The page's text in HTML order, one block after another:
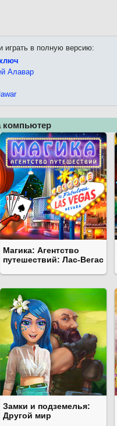
играть в полную версию:
Алавар
компьютер
Магика: Агентство
путешествий: Лас-Вегас
Замки и подземелья:
Другой мир